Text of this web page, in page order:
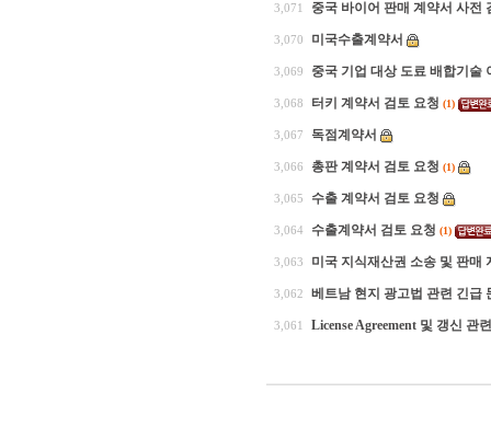
3,071 중국 바이어 판매 계약서 사전
3,070 미국수출계약서
3,069 중국 기업 대상 도료 배합기술
3,068 터키 계약서 검토 요청 (1)
3,067 독점계약서
3,066 총판 계약서 검토 요청 (1)
3,065 수출 계약서 검토 요청
3,064 수출계약서 검토 요청 (1)
3,063 미국 지식재산권 소송 및 판매
3,062 베트남 현지 광고법 관련 긴급
3,061 License Agreement 및 갱신 관련